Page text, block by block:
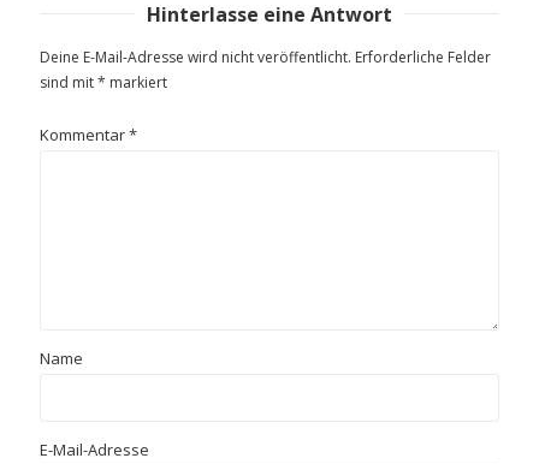
Hinterlasse eine Antwort
Deine E-Mail-Adresse wird nicht veröffentlicht. Erforderliche Felder
sind mit* markiert
Kommentar*
Name
E-Mail-Adresse